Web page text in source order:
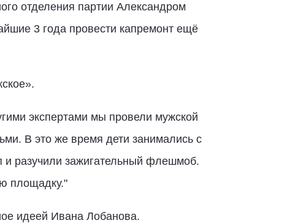
отделения партии Александром
3 года провести капремонт ещё
экспертами мы провели мужской
В это же время дети занимались с
и разучили зажигательный флешмоб.
площадку."
идеей Ивана Лобанова.